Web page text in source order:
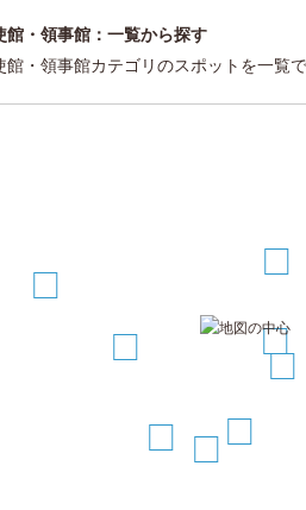
館・領事館：一覧から探す
館・領事館カテゴリのスポットを一覧